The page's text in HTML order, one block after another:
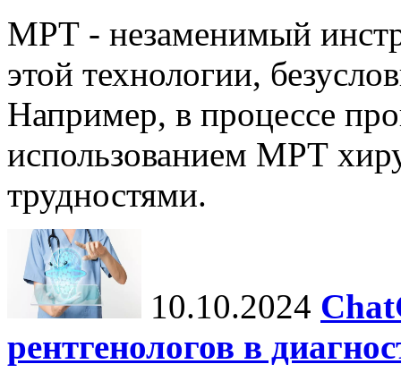
МРТ - незаменимый
этой технологии,
Например, в процессе
использованием МРТ
трудностями.
10.10.2024
рентгенологов в